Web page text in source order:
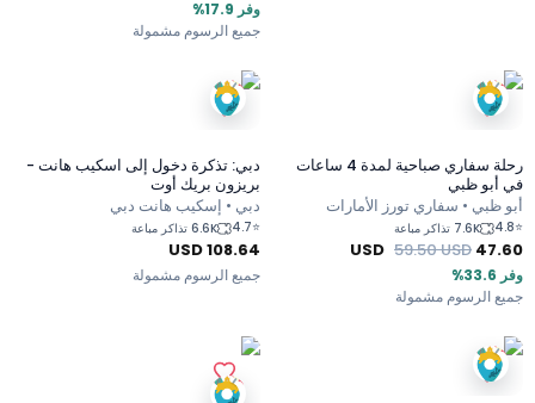
جميع الرسوم مشمولة
وفر 17.9%
رحلة سفاري صباحية لمدة 4 ساعات
في أبو ظبي
أبو ظبي • سفاري تورز الأمارات
⭐
4.8 7.6K تذاكر مباعة
47.60
USD 59.50USD
جميع الرسوم مشمولة
وفر 33.6%
دبي: تذكرة دخول إلى اسكيب هانت -
بريزون بريك أوت
دبي • إسكيب هانت دبي
⭐
4.7 6.6K تذاكر مباعة
108.64
USD
جميع الرسوم مشمولة